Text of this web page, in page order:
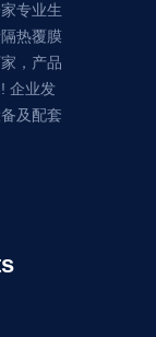
专业生
热覆膜
，产品
企业发
及配套